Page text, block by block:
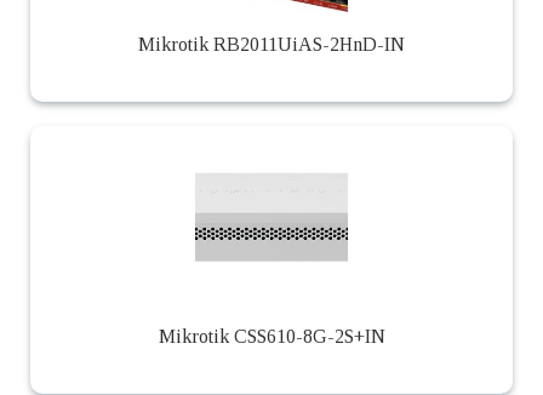
Mikrotik RB2011UiAS-2HnD-IN
Mikrotik CSS610-8G-2S+IN